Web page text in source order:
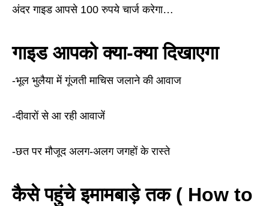
अंदर गाइड आपसे 100 रुपये चार्ज करेगा…
गाइड आपको क्या-क्या दिखाएगा
-भूल भुलैया में गूंजती माचिस जलाने की आवाज
-दीवारों से आ रही आवाजें
-छत पर मौजूद अलग-अलग जगहों के रास्ते
कैसे पहुंचे इमामबाड़े तक ( How to